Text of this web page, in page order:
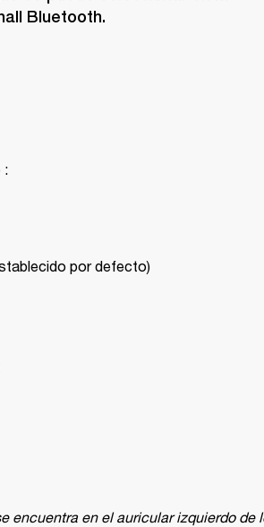
Bluetooth.
:
por defecto)
encuentra en el auricular izquierdo de